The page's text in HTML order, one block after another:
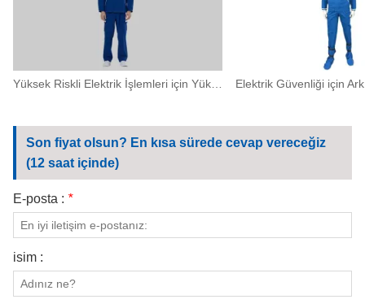
Son fiyat olsun? En kısa sürede cevap vereceğiz
(12 saat içinde)
E-posta : *
isim :